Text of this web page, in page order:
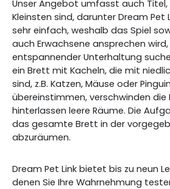
Unser Angebot umfasst auch Titel,
Kleinsten sind, darunter Dream Pet
sehr einfach, weshalb das Spiel
auch Erwachsene ansprechen
entspannender Unterhaltung
ein Brett mit Kacheln, die mit
sind, z.B. Katzen, Mäuse oder
übereinstimmen, verschwinden die
hinterlassen leere Räume. Die
das gesamte Brett in der
abzuräumen.
Dream Pet Link bietet bis zu neun
denen Sie Ihre Wahrnehmung